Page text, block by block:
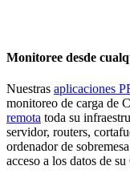
Monitoree desde
Nuestras aplicaciones
monitoreo de carga de
remota toda su
servidor, routers,
ordenador de
acceso a los datos de